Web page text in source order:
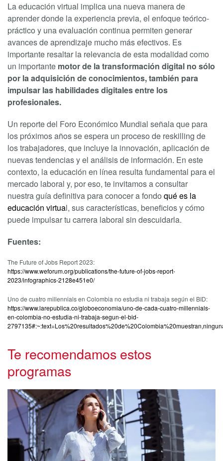
La educación virtual implica una nueva manera de
aprender donde la experiencia previa, el enfoque teórico-
práctico y una evaluación continua permiten generar
avances de aprendizaje mucho más efectivos. Es
importante resaltar la relevancia de esta modalidad como
un importante motor de la transformación digital no sólo
por la adquisición de conocimientos, también para
impulsar las habilidades digitales entre los
profesionales.
Un reporte del Foro Económico Mundial señala que para
los próximos años se espera un proceso de reskilling de
los trabajadores, que incluye la innovación, aplicación de
nuevas tendencias y el análisis de información. En este
contexto, la educación en línea resulta fundamental para el
mercado laboral y, por eso, te invitamos a consultar
nuestra guía definitiva para conocer a fondo qué es la
educación virtual, sus características, beneficios y cómo
puede impulsar tu carrera laboral sin descuidarla.
Fuentes:
The Future of Jobs Report 2023:
https://www.weforum.org/publications/the-future-of-jobs-report-
2023/infographics-2128e451e0/
Uno de cuatro millennials en Colombia no estudia ni trabaja según el BID:
https://www.larepublica.co/globoeconomia/uno-de-cada-cuatro-millennials-
en-colombia-no-estudia-ni-trabaja-segun-el-bid-
Te recomendamos estos
programas